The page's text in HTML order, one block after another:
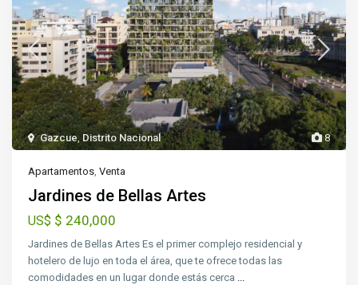
8
Gazcue, Distrito Nacional
Apartamentos,Venta
Jardines de Bellas Artes
US$ $ 240,000
Jardines de Bellas Artes Es el primer complejo residencial y
hotelero de lujo en toda el área, que te ofrece todas las
comodidades en un lugar donde estás cerca ...